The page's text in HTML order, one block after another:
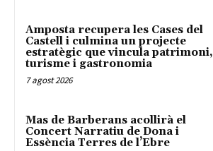
Amposta recupera les Cases del
Castell i culmina un projecte
estratègic que vincula patrimoni,
turisme i gastronomia
7 agost 2026
Mas de Barberans acollirà el
Concert Narratiu de Dona i
Essència Terres de l’Ebre